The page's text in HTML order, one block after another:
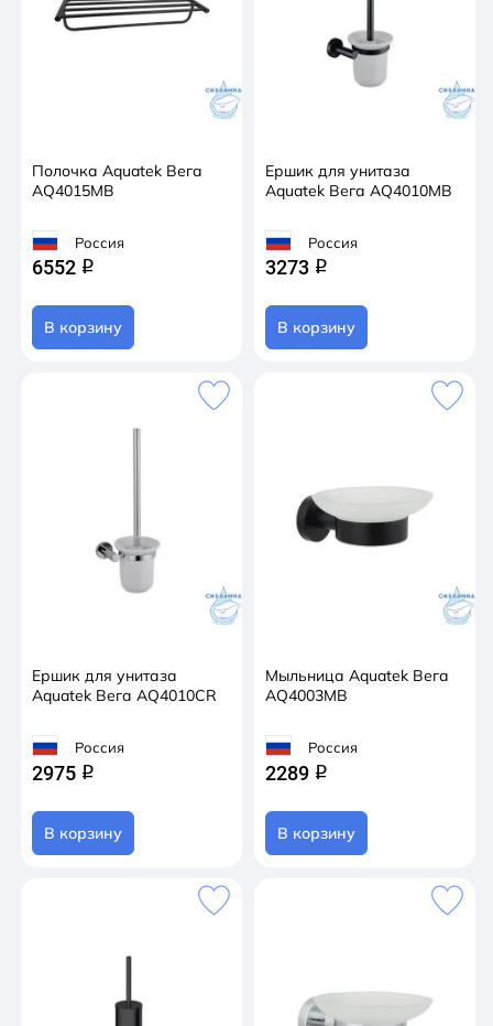
Полочка Aquatek Вега
AQ4015MB
Россия
6552 q
В корзину
Ершик для унитаза
Aquatek Вега AQ4010MB
Россия
3273 q
В корзину
Ершик для унитаза
Aquatek Вега AQ4010CR
Россия
2975 q
В корзину
Мыльница Aquatek Вега
AQ4003MB
Россия
2289 q
В корзину